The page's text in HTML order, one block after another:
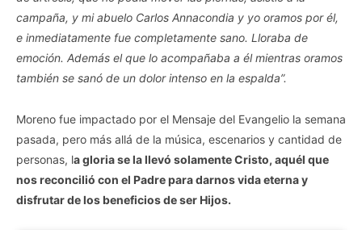
campaña, y mi abuelo Carlos Annacondia y yo oramos por él,
e inmediatamente fue completamente sano. Lloraba de
emoción. Además el que lo acompañaba a él mientras oramos
también se sanó de un dolor intenso en la espalda”.
Moreno fue impactado por el Mensaje del Evangelio la semana
pasada, pero más allá de la música, escenarios y cantidad de
personas, la gloria se la llevó solamente Cristo, aquél que
nos reconcilió con el Padre para darnos vida eterna y
disfrutar de los beneficios de ser Hijos.